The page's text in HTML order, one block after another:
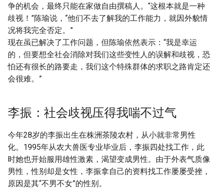
争的机会，最终只能在家做自由撰稿人。“这根本就是一种
歧视！”陈瑜说，“他们不去了解我的工作能力，就因外貌情
况将我完全否定。”
现在虽已解决了工作问题，但陈瑜依然表示：“我是幸运
的，但要想全社会消除对我们这些变性人的误解和歧视，恐
怕还有很长的路要走，我们这个特殊群体的求职之路肯定还
会很难。”
李振：社会歧视压得我喘不过气
今年28岁的李振出生在株洲茶陵农村，从小就非常男性
化。1995年从农大兽医专业毕业后，李振四处找工作，此
时她也开始服用雄性激素，渴望变成男性。由于外表气质像
男性，性别却是女性，李振拿自己的资料找工作屡屡受挫，
原因是其“不男不女”的性别。